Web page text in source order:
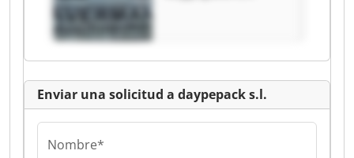
Enviar una solicitud a daypepack s.l.
Nombre*